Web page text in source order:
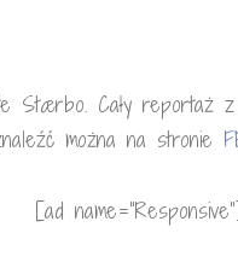
Stærbo. Cały reportaż
można na stronie
[ad